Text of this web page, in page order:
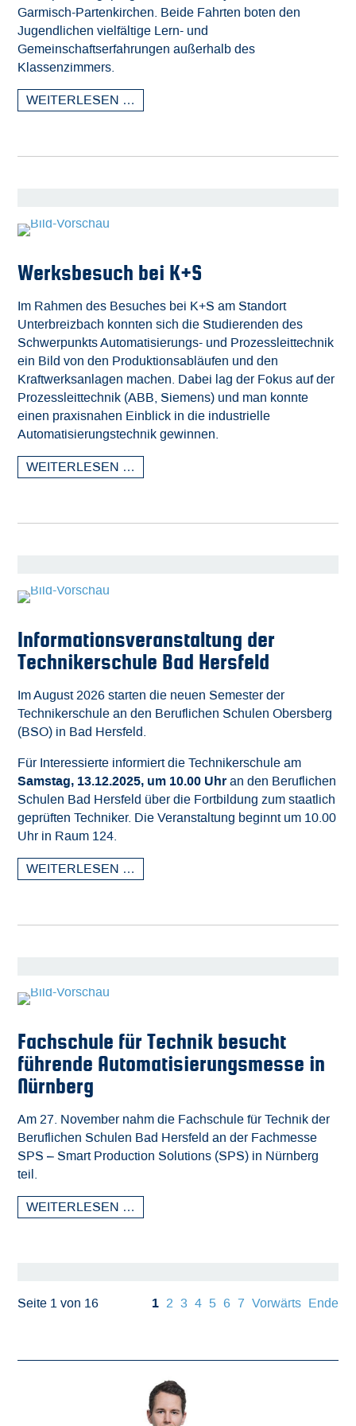
Garmisch-Partenkirchen. Beide Fahrten boten den
Jugendlichen vielfältige Lern- und
Gemeinschaftserfahrungen außerhalb des
Klassenzimmers.
WEITERLESEN …
Werksbesuch bei K+S
Im Rahmen des Besuches bei K+S am Standort
Unterbreizbach konnten sich die Studierenden des
Schwerpunkts Automatisierungs- und Prozessleittechnik
ein Bild von den Produktionsabläufen und den
Kraftwerksanlagen machen. Dabei lag der Fokus auf der
Prozessleittechnik (ABB, Siemens) und man konnte
einen praxisnahen Einblick in die industrielle
Automatisierungstechnik gewinnen.
WEITERLESEN …
Informationsveranstaltung der
Technikerschule Bad Hersfeld
Im August 2026 starten die neuen Semester der
Technikerschule an den Beruflichen Schulen Obersberg
(BSO) in Bad Hersfeld.
Für Interessierte informiert die Technikerschule am
Samstag, 13.12.2025, um 10.00 Uhran den Beruflichen
Schulen Bad Hersfeld über die Fortbildung zum staatlich
geprüften Techniker. Die Veranstaltung beginnt um 10.00
Uhr in Raum 124.
WEITERLESEN …
Fachschule für Technik besucht
führende Automatisierungsmesse in
Nürnberg
Am 27. November nahm die Fachschule für Technik der
Beruflichen Schulen Bad Hersfeld an der Fachmesse
SPS – Smart Production Solutions (SPS) in Nürnberg
teil.
WEITERLESEN …
Seite 1 von 16 1 2 3 4 5 6 7 Vorwärts Ende